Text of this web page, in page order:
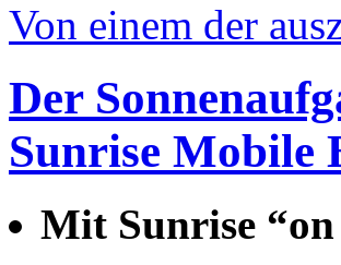
Von einem der
Der
Sunrise Mobile
Mit Sunrise